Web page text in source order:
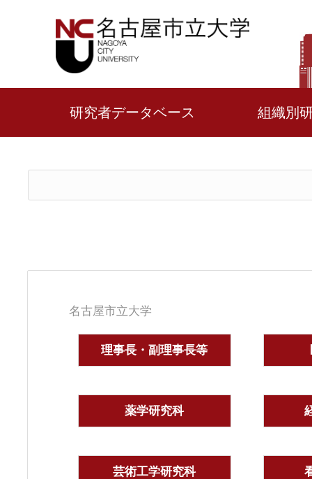
研究者データベース 組織別
名古屋市立大学
理事長・副理事長等
薬学研究科
芸術工学研究科